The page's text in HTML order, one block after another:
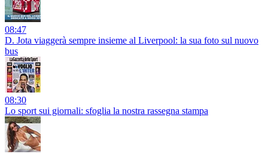
08:47
D. Jota viaggerà sempre insieme al Liverpool: la sua foto sul nuovo
bus
08:30
Lo sport sui giornali: sfoglia la nostra rassegna stampa